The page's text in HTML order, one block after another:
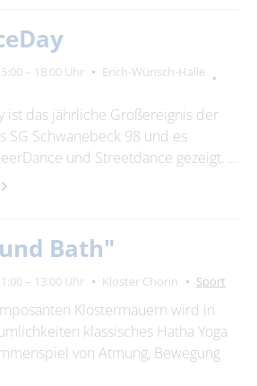
– 18:00 Uhr
Erich-Wünsch-Halle
ist das jährliche Großereignis der
SG Schwanebeck 98 und es
und Streetdance gezeigt. …
Bath"
– 13:00 Uhr Kloster Chorin Sport
Klostermauern wird in
klassisches Hatha Yoga
von Atmung, Bewegung